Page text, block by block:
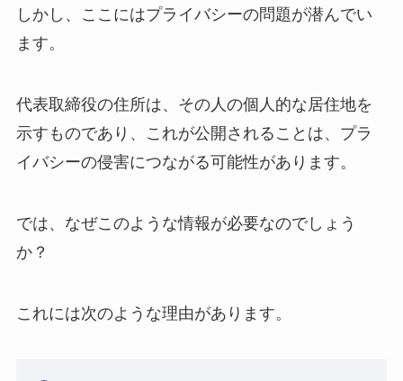
しかし、ここにはプライバシーの問題が潜んでい
ます。
代表取締役の住所は、その人の個人的な居住地を
示すものであり、これが公開されることは、プラ
イバシーの侵害につながる可能性があります。
では、なぜこのような情報が必要なのでしょう
か？
これには次のような理由があります。